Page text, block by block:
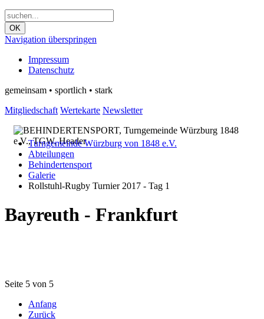
OK
Navigation überspringen
Impressum
Datenschutz
gemeinsam • sportlich • stark
Mitgliedschaft Wertekarte Newsletter
Turngemeinde Würzburg von 1848 e.V.
Abteilungen
Behindertensport
Galerie
Rollstuhl-Rugby Turnier 2017 - Tag 1
Bayreuth - Frankfurt
Seite 5 von 5
Anfang
Zurück